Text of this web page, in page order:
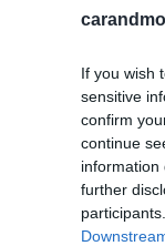
If you wish
sensitive
confirm
continue
information
further